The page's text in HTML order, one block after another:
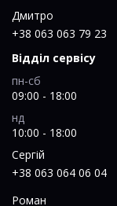
Дмитро
+38 063 063 79 23
Відділ сервісу
пн-сб
09:00 - 18:00
нд
10:00 - 18:00
Сергій
+38 063 064 06 04
Роман